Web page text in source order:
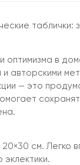
таблички:
оптимизма в
авторскими
— это
см. Легко